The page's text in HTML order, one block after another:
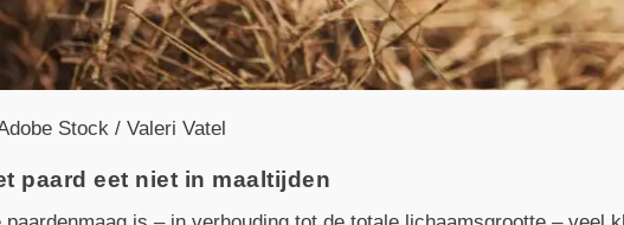
Stock / Valeri Vatel
paard eet niet in maaltijden